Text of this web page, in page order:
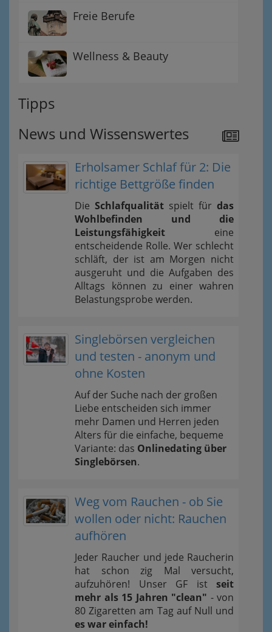
Freie Berufe
Wellness & Beauty
Tipps
News und Wissenswertes
Erholsamer Schlaf für 2: Die
richtige Bettgröße finden
Die Schlafqualität spielt für das
Wohlbefinden und die
Leistungsfähigkeit eine
entscheidende Rolle. Wer schlecht
schläft, der ist am Morgen nicht
ausgeruht und die Aufgaben des
Alltags können zu einer wahren
Belastungsprobe werden.
Singlebörsen vergleichen
und testen - anonym und
ohne Kosten
Auf der Suche nach der großen
Liebe entscheiden sich immer
mehr Damen und Herren jeden
Alters für die einfache, bequeme
Variante: das Onlinedating über
Singlebörsen.
Weg vom Rauchen - ob Sie
wollen oder nicht: Rauchen
aufhören
Jeder Raucher und jede Raucherin
hat schon zig Mal versucht,
aufzuhören! Unser GF ist seit
mehr als 15 Jahren "clean" - von
80 Zigaretten am Tag auf Null und
es war einfach!